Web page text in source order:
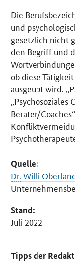
Die
und
gesetzlich nicht
den Begriff und
ob diese
ausgeübt wird.
„Psychosoziales
Berater/Coaches“
Quelle:
Dr. Willi
Stand:
Juli 2022
Tipps der